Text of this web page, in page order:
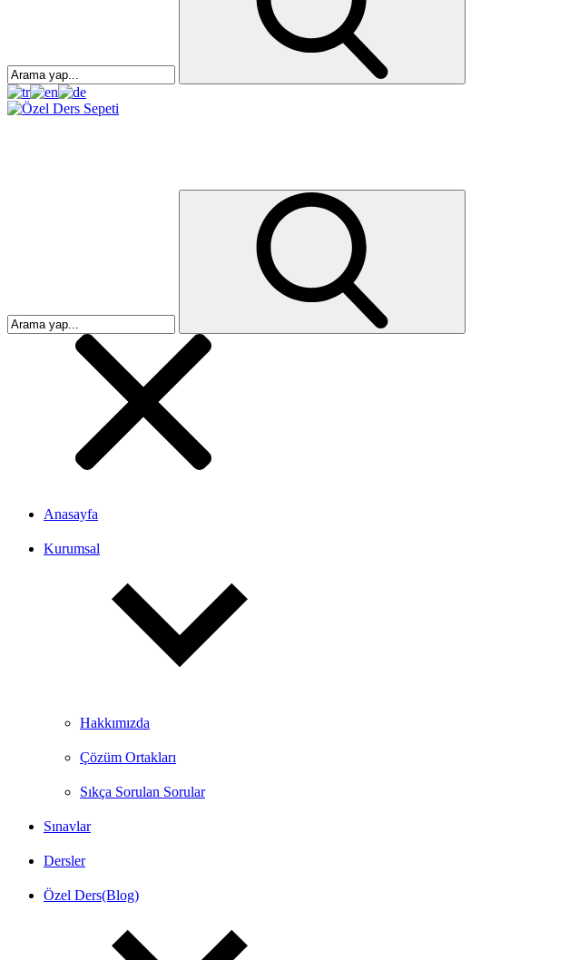
Anasayfa
Kurumsal
Hakkımızda
Çözüm Ortakları
Sıkça Sorulan Sorular
Sınavlar
Dersler
Özel Ders(Blog)